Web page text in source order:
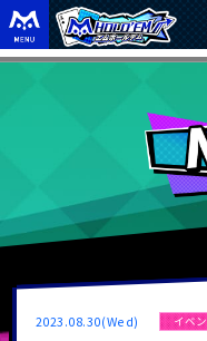
2023.08.30(Wed) イベ